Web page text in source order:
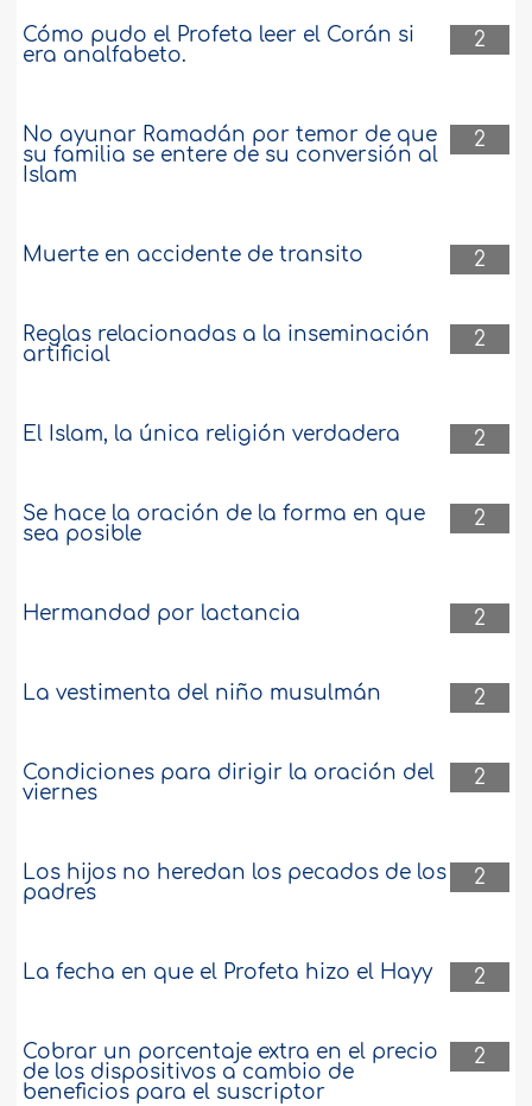
2
Cómo pudo el Profeta leer el Corán si
era analfabeto.
2
No ayunar Ramadán por temor de que
su familia se entere de su conversión al
Islam
2
Muerte en accidente de transito
2
Reglas relacionadas a la inseminación
artificial
2
El Islam, la única religión verdadera
2
Se hace la oración de la forma en que
sea posible
2
Hermandad por lactancia
2
La vestimenta del niño musulmán
2
Condiciones para dirigir la oración del
viernes
2
Los hijos no heredan los pecados de los
padres
2
La fecha en que el Profeta hizo el Hayy
2
Cobrar un porcentaje extra en el precio
de los dispositivos a cambio de
beneficios para el suscriptor